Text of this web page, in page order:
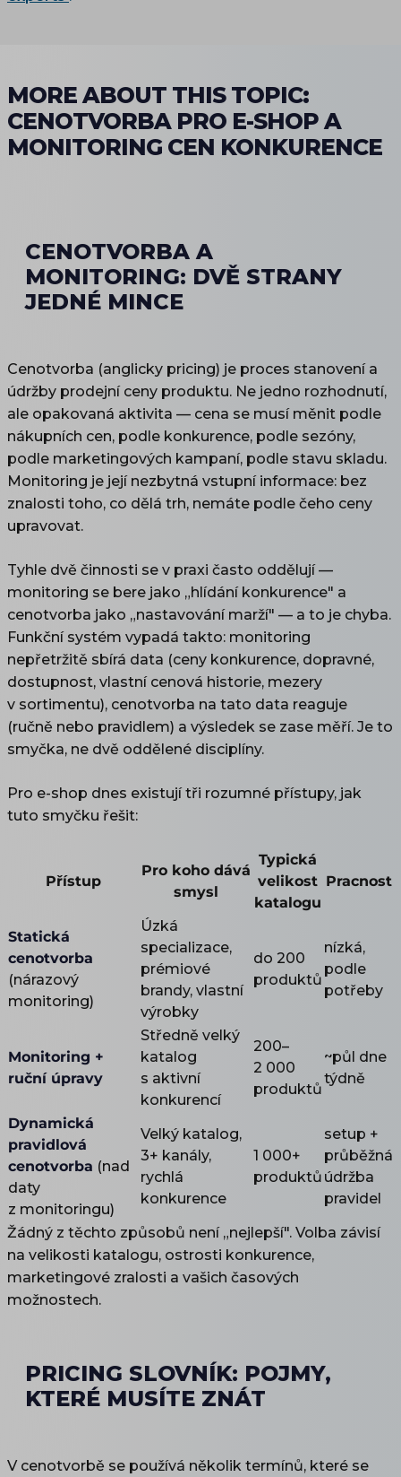
MORE ABOUT THIS TOPIC:
CENOTVORBA PRO E-SHOP A
MONITORING CEN KONKURENCE
CENOTVORBA A
MONITORING: DVĚ STRANY
JEDNÉ MINCE
Cenotvorba (anglicky pricing) je proces stanovení a
údržby prodejní ceny produktu. Ne jedno rozhodnutí,
ale opakovaná aktivita — cena se musí měnit podle
nákupních cen, podle konkurence, podle sezóny,
podle marketingových kampaní, podle stavu skladu.
Monitoring je její nezbytná vstupní informace: bez
znalosti toho, co dělá trh, nemáte podle čeho ceny
upravovat.
Tyhle dvě činnosti se v praxi často oddělují —
monitoring se bere jako „hlídání konkurence" a
cenotvorba jako „nastavování marží" — a to je chyba.
Funkční systém vypadá takto: monitoring
nepřetržitě sbírá data (ceny konkurence, dopravné,
dostupnost, vlastní cenová historie, mezery
v sortimentu), cenotvorba na tato data reaguje
(ručně nebo pravidlem) a výsledek se zase měří. Je to
smyčka, ne dvě oddělené disciplíny.
Pro e-shop dnes existují tři rozumné přístupy, jak
tuto smyčku řešit:
Přístup
Pro koho dává
smysl
Typická
velikost
katalogu
Pracnost
Statická
cenotvorba
(nárazový
monitoring)
Úzká
specializace,
prémiové
brandy, vlastní
výrobky
do 200
produktů
nízká,
podle
potřeby
Monitoring +
ruční úpravy
Středně velký
katalog
s aktivní
konkurencí
200–
2 000
produktů
~půl dne
týdně
Dynamická
pravidlová
cenotvorba (nad
daty
z monitoringu)
Velký katalog,
3+ kanály,
rychlá
konkurence
1 000+
produktů
setup +
průběžná
údržba
pravidel
Žádný z těchto způsobů není „nejlepší". Volba závisí
na velikosti katalogu, ostrosti konkurence,
marketingové zralosti a vašich časových
možnostech.
PRICING SLOVNÍK: POJMY,
KTERÉ MUSÍTE ZNÁT
V cenotvorbě se používá několik termínů, které se